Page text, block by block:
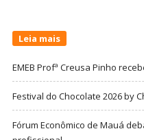
Leia mais
EMEB Profª Creusa Pinho
Festival do Chocolate 2026 by
Fórum Econômico de Mauá